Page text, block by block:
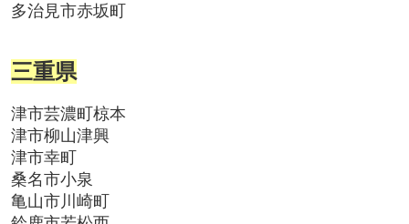
多治見市赤坂町
三重県
津市芸濃町椋本
津市柳山津興
津市幸町
桑名市小泉
亀山市川崎町